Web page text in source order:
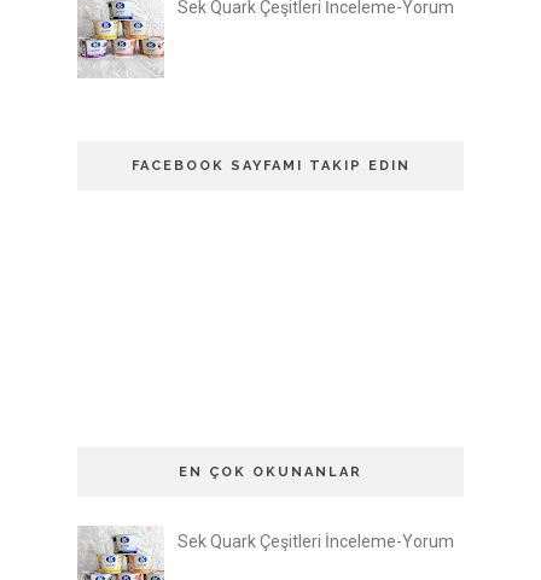
Sek Quark Çeşitleri İnceleme-Yorum
FACEBOOK SAYFAMI TAKIP EDIN
EN ÇOK OKUNANLAR
Sek Quark Çeşitleri İnceleme-Yorum